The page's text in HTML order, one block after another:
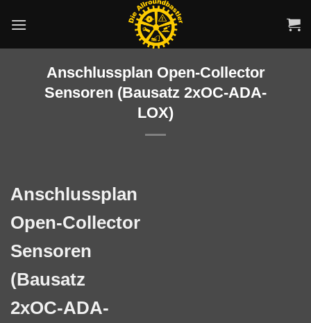
Inhalt
Anschlussplan Open-Collector
Sensoren (Bausatz 2xOC-ADA-
LOX)
Anschlussplan
Open-Collector
Sensoren
(Bausatz
2xOC-ADA-